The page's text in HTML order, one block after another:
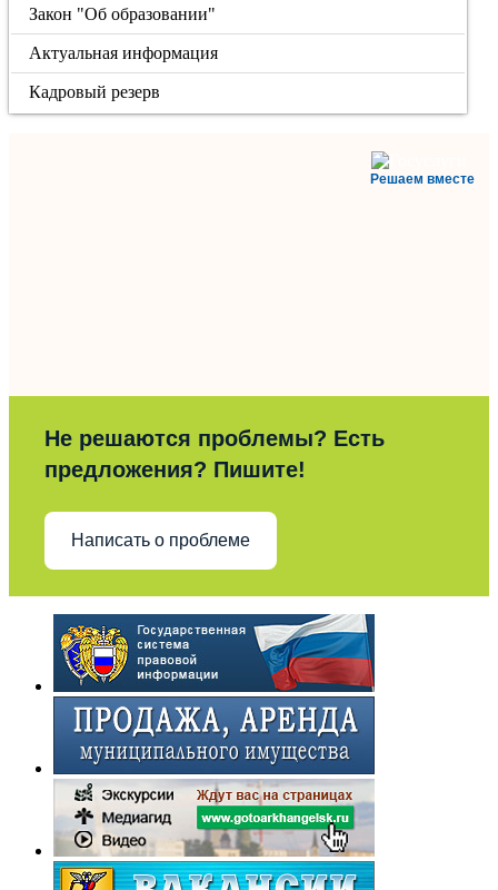
Закон "Об образовании"
Актуальная информация
Кадровый резерв
Решаем вместе
Не решаются проблемы? Есть
предложения? Пишите!
Написать о проблеме